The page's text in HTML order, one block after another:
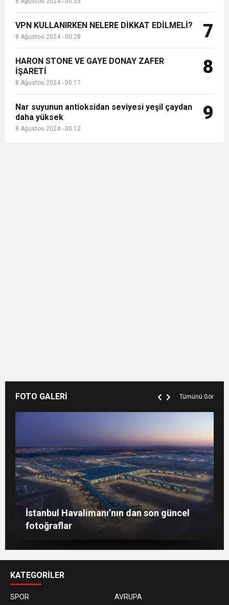
VPN KULLANIRKEN NELERE DİKKAT EDİLMELİ?
8 Ağustos 2024 - 00:28 7
HARON STONE VE GAYE DONAY ZAFER
İŞARETİ
8 Ağustos 2024 - 00:17
8
Nar suyunun antioksidan seviyesi yeşil çaydan
daha yüksek
8 Ağustos 2024 - 00:12
9
FOTO GALERİ Tümünü Gör
Berlin’de 8 Mart Dünya Kadınlar Günü
gösterisi
İstanbul Havalimanı’nın dan son güncel
fotoğraflar
KATEGORİLER
SPOR AVRUPA